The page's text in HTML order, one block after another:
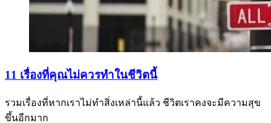
11 เรื่องที่คุณไม่ควรทำในชีวิตนี้
รวมเรื่องที่หากเราไม่ทำสิ่งเหล่านี้แล้ว ชีวิตเราคงจะมีความสุข
ขึ้นอีกมาก